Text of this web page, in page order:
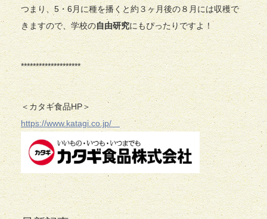
つまり、5・6月に種を播くと約３ヶ月後の８月には収穫で
きますので、学校の自由研究にもぴったりですよ！
********************
＜カタギ食品HP＞
https://www.katagi.co.jp/